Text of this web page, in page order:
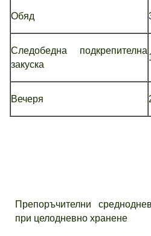
Обяд
Следобедна подкрепителна
закуска
Вечеря
Препоръчителни
при целодневно хранене